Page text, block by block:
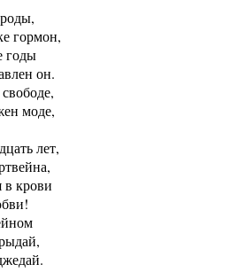
гормон,
годы
он.
моде,
лет,
в крови